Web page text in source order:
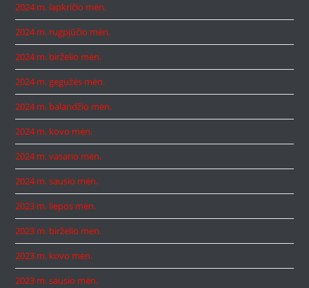
2024 m. lapkričio mėn.
2024 m. rugpjūčio mėn.
2024 m. birželio mėn.
2024 m. gegužės mėn.
2024 m. balandžio mėn.
2024 m. kovo mėn.
2024 m. vasario mėn.
2024 m. sausio mėn.
2023 m. liepos mėn.
2023 m. birželio mėn.
2023 m. kovo mėn.
2023 m. sausio mėn.